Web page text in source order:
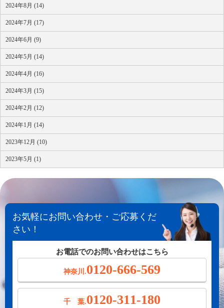
2024年8月 (14)
2024年7月 (17)
2024年6月 (9)
2024年5月 (14)
2024年4月 (16)
2024年3月 (15)
2024年2月 (12)
2024年1月 (14)
2023年12月 (10)
2023年5月 (1)
お気軽にお問い合わせ・ご応募くだ
さい！
お電話でのお問い合わせはこちら
神奈川.0120-666-569
千 葉.0120-311-180